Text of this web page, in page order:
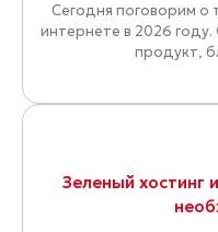
Сегодня поговорим о
интернете в 2026
продукт,
Зеленый хостинг